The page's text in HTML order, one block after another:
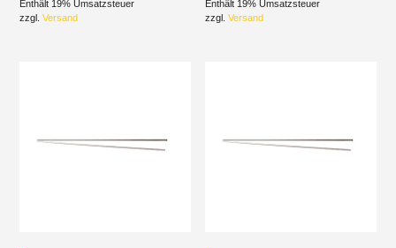
bis
Enthält 19% Umsatzsteuer
zzgl.Versand
bis
Enthält 19% Umsatzsteuer
zzgl.Versand